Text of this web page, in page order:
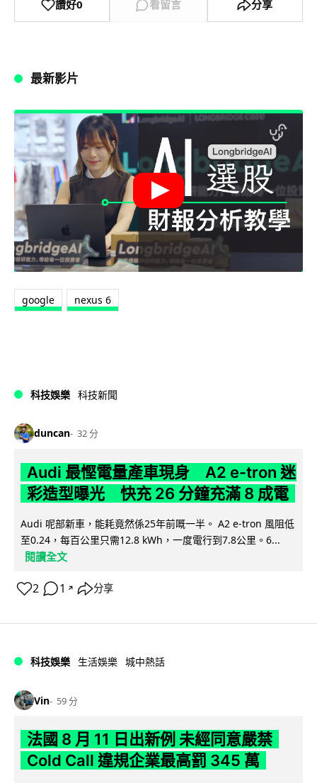
讚好0 看留言 分享
最新影片
google nexus 6
科技娛樂 科技新聞
duncan 32 分
Audi 最慳電量產車現身 A2 e-tron 迷
彩造型曝光 快充 26 分鐘充滿 8 成電
Audi 呢部新車，能耗竟然係25年前嘅一半。 A2 e-tron 風阻低
至0.24，每百公里只需12.8 kWh，一度電行到7.8公里。6...
閱讀全文
2 1 ↗ 分享
科技娛樂 生活娛樂 城中熱話
Vin 59 分
法國 8 月 11 日出新例 未經同意嚴禁
Cold Call 違規企業最高罰 345 萬